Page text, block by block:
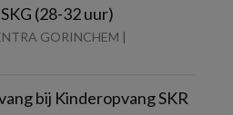
(28-32 uur)
GORINCHEM |
bij Kinderopvang SKR